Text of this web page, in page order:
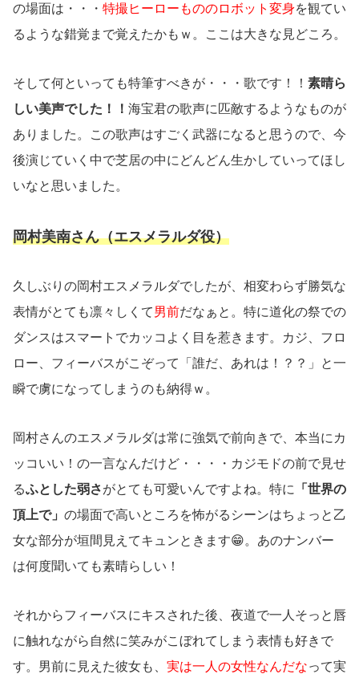
の場面は・・・ 特撮ヒーローもののロボット変身を観てい
るような錯覚まで覚えたかもｗ。ここは大きな見どころ。
そして何といっても特筆すべきが・・・歌です！！ 素晴ら
しい美声でした！！ 海宝君の歌声に匹敵するようなものが
ありました。この歌声はすごく武器になると思うので、今
後演じていく中で芝居の中にどんどん生かしていってほし
いなと思いました。
岡村美南さん（エスメラルダ役）
久しぶりの岡村エスメラルダでしたが、相変わらず勝気な
表情がとても凛々しくて男前だなぁと。特に道化の祭での
ダンスはスマートでカッコよく目を惹きます。カジ、フロ
ロー、フィーバスがこぞって「誰だ、あれは！？？」と一
瞬で虜になってしまうのも納得ｗ。
岡村さんのエスメラルダは常に強気で前向きで、本当にカ
ッコいい！の一言なんだけど・・・・カジモドの前で見せ
るふとした弱さがとても可愛いんですよね。特に
「世界の
頂上で」 の場面で高いところを怖がるシーンはちょっと乙
女な部分が垣間見えてキュンときます😁。あのナンバー
は何度聞いても素晴らしい！
それからフィーバスにキスされた後、夜道で一人そっと唇
に触れながら自然に笑みがこぼれてしまう表情も好きで
す。男前に見えた彼女も、 実は一人の女性なんだなって実